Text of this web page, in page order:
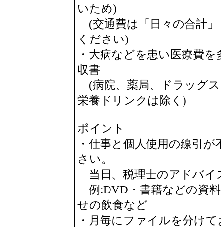
いため)
(交通費は「日々の合計
ください)
・大病などを患い医療費
収書
(病院、薬局、ドラッグ
栄養ドリンクは除く)
ポイント
・仕事と個人使用の線引
さい。
当日、税理士のアドバイ
例:DVD・書籍などの資
せの飲食など
・月毎にファイルを分け